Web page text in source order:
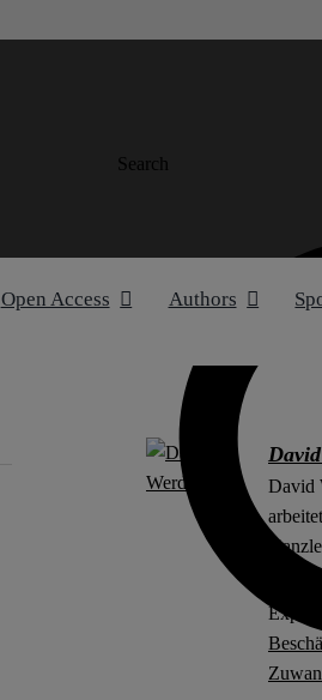
Search
Open Access Authors
David